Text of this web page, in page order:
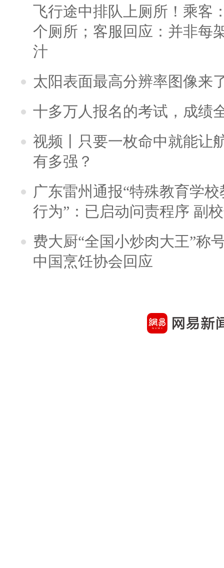
飞行途中排队上厕所！乘客
个厕所；客服回应：并非每
汁
太阳表面最高分辨率图像来
十多万人报名的考试，成绩
视频丨只要一枚命中就能让
有多强？
广东雷州通报“特殊教育学
行为”：已启动问责程序 副
费大厨“全国小炒肉大王”称
中国烹饪协会回应